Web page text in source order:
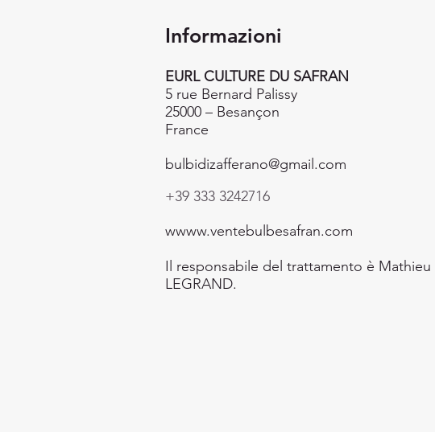
Informazioni
EURL CULTURE DU SAFRAN
5 rue Bernard Palissy
25000 – Besançon
France
bulbidizafferano@gmail.com
+39 333 3242716
wwww.ventebulbesafran.com
Il responsabile del trattamento è Mathieu
LEGRAND.